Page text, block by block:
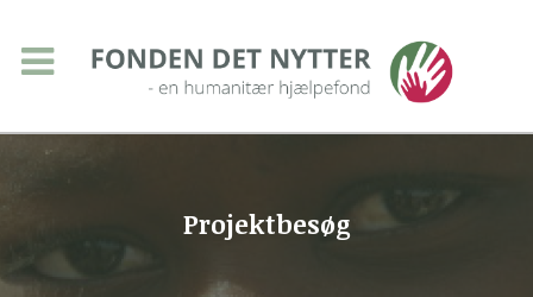
Projektbesøg